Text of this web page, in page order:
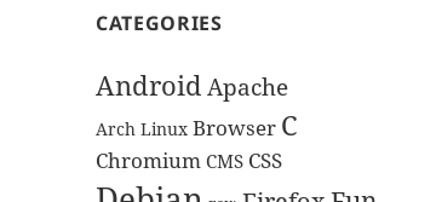
CATEGORIES
AndroidApache
Arch Linux Browser C
Chromium CMS CSS